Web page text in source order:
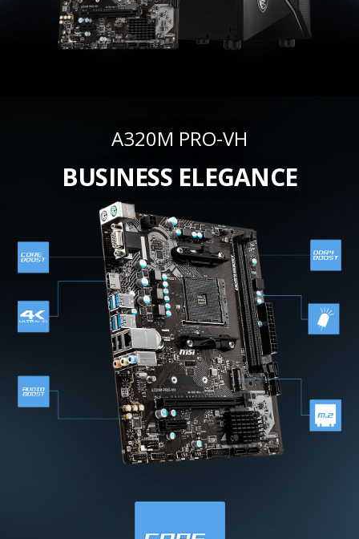
A320M PRO-VH
BUSINESS ELEGANCE